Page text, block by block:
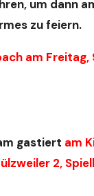
um dann
zu feiern.
am Freitag,
gastiert am
2,